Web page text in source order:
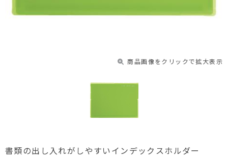
商品画像をクリックで拡大表示
書類の出し入れがしやすいインデックスホルダー